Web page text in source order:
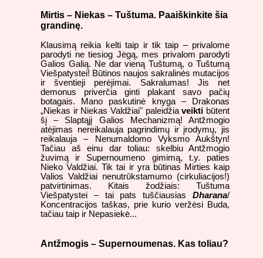
Mirtis – Niekas – Tuštuma. Paaiškinkite šia
grandinę.
Klausimą reikia kelti taip ir tik taip – privalome
parodyti ne tiesiog Jėgą, mes privalom parodyti
Galios Galią. Ne dar vieną Tuštumą, o Tuštumą
Viešpatystei! Būtinos naujos sakralinės mutacijos
ir šventieji perėjimai. Sakralumas! Jis net
demonus priverčia ginti plakant savo pačių
botagais. Mano paskutinė knyga – Drakonas
„Niekas ir Niekas Valdžiai" paleidžiaveikti būtent
šį – Slaptąjį Galios Mechanizmą! Antžmogio
atėjimas nereikalauja pagrindimų ir įrodymų, jis
reikalauja – Nenumaldomo Vyksmo Aukštyn!
Tačiau aš einu dar toliau: skelbiu Antžmogio
žuvimą ir Supernoumeno gimimą, t.y. paties
Nieko Valdžiai. Tik tai ir yra būtinas Mirties kaip
Valios Valdžiai nenutrūkstamumo (cirkuliacijos!)
patvirtinimas. Kitais žodžiais: Tuštuma
Viešpatystei – tai pats tuščiausias Dharana/
Koncentracijos taškas, prie kurio veržėsi Buda,
tačiau taip ir Nepasiekė...
Antžmogis – Supernoumenas. Kas toliau?